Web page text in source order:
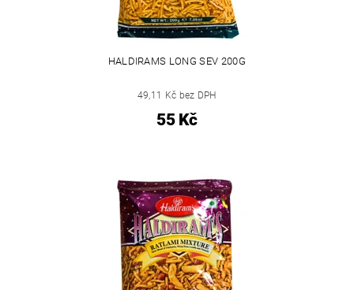
HALDIRAMS LONG SEV 200G
49,11 Kč bez DPH
55 Kč